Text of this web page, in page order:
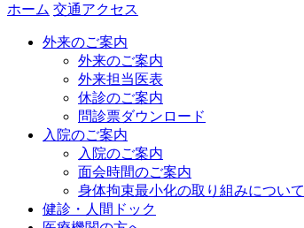
ホーム 交通アクセス
外来のご案内
外来のご案内
外来担当医表
休診のご案内
問診票ダウンロード
入院のご案内
入院のご案内
面会時間のご案内
身体拘束最小化の取り組みについて
健診・人間ドック